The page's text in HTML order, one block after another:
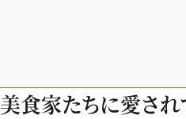
8月の毎日コーデ
ヘアスタイル・ヘアケア
ヘルスケア
美食家たちに愛され